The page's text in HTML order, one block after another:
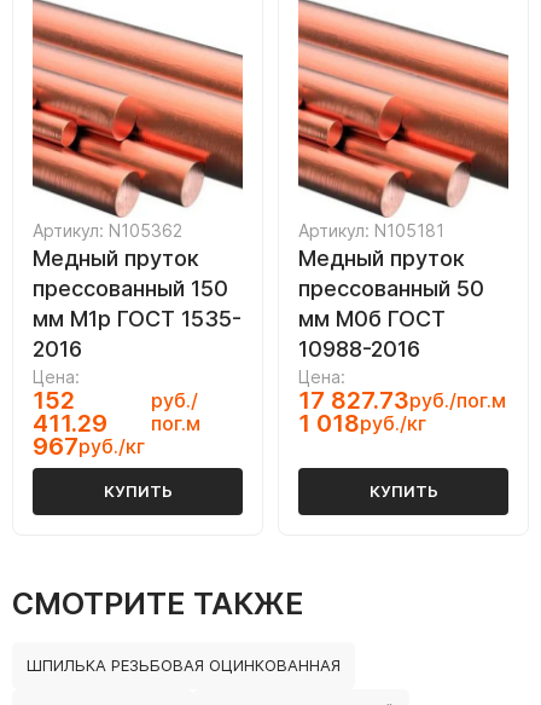
Артикул: N105362
Медный пруток
прессованный 150
мм М1р ГОСТ 1535-
2016
Цена:
152
411.29
руб./
пог.м
967руб./кг
КУПИТЬ
Артикул: N105181
Медный пруток
прессованный 50
мм М0б ГОСТ
10988-2016
Цена:
17 827.73руб./пог.м
1 018руб./кг
КУПИТЬ
СМОТРИТЕ ТАКЖЕ
ШПИЛЬКА РЕЗЬБОВАЯ ОЦИНКОВАННАЯ